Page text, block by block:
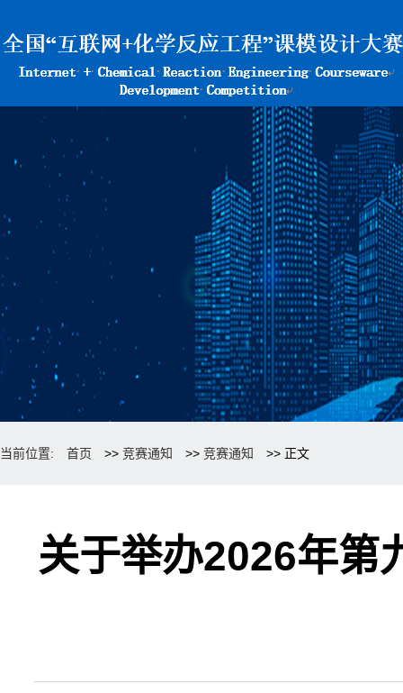
当前位置: 首页 >> 竞赛通知 >> 竞赛通知 >> 正文
关于举办2026年第